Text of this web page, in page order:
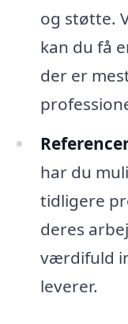
og støtte.
kan du få
der er
har du
tidligere
deres
værdifuld
leverer.